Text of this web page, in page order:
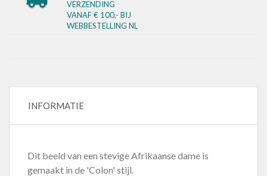
VERZENDING
VANAF € 100,- BIJ
WEBBESTELLING NL
INFORMATIE
Dit beeld van een stevige Afrikaanse dame is
gemaakt in de 'Colon' stijl.